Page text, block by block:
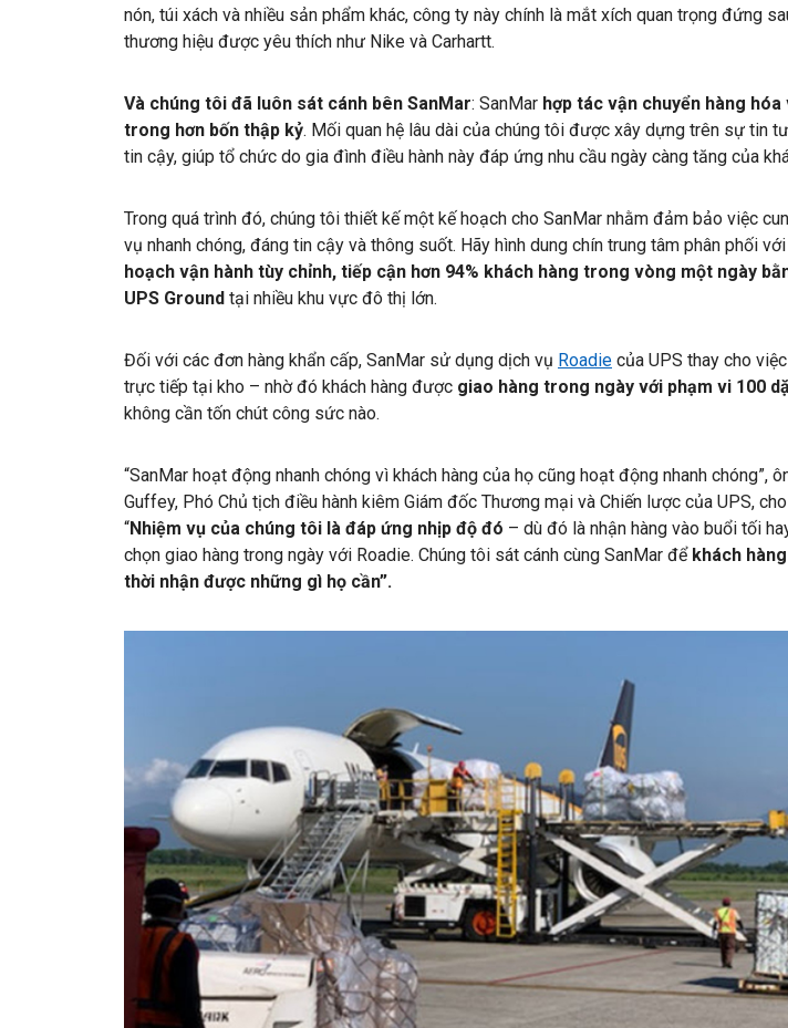
nón, túi xách và nhiều sản phẩm khác, công ty này chính là mắt xích quan trọng đứng
thương hiệu được yêu thích như Nike và Carhartt.
Và chúng tôi đã luôn sát cánh bên SanMar: SanMar hợp tác vận chuyển hàng hóa
trong hơn bốn thập kỷ. Mối quan hệ lâu dài của chúng tôi được xây dựng trên sự tin
tin cậy, giúp tổ chức do gia đình điều hành này đáp ứng nhu cầu ngày càng tăng của
Trong quá trình đó, chúng tôi thiết kế một kế hoạch cho SanMar nhằm đảm bảo việc
vụ nhanh chóng, đáng tin cậy và thông suốt. Hãy hình dung chín trung tâm phân phối
hoạch vận hành tùy chỉnh, tiếp cận hơn 94% khách hàng trong vòng một ngày
UPS Ground tại nhiều khu vực đô thị lớn.
Đối với các đơn hàng khẩn cấp, SanMar sử dụng dịch vụ Roadie của UPS thay cho
trực tiếp tại kho – nhờ đó khách hàng được giao hàng trong ngày với phạm vi 100
không cần tốn chút công sức nào.
“SanMar hoạt động nhanh chóng vì khách hàng của họ cũng hoạt động nhanh chóng”,
Guffey, Phó Chủ tịch điều hành kiêm Giám đốc Thương mại và Chiến lược của UPS,
“Nhiệm vụ của chúng tôi là đáp ứng nhịp độ đó – dù đó là nhận hàng vào buổi tối
chọn giao hàng trong ngày với Roadie. Chúng tôi sát cánh cùng SanMar để khách
thời nhận được những gì họ cần”.